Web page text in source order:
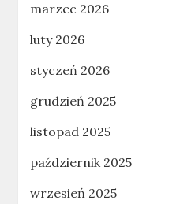
marzec 2026
luty 2026
styczeń 2026
grudzień 2025
listopad 2025
październik 2025
wrzesień 2025